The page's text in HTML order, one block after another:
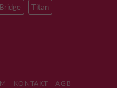
Titan
KONTAKT AGB